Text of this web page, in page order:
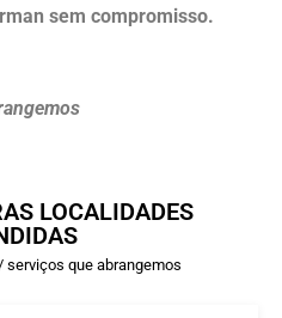
sem compromisso.
LOCALIDADES
serviços que abrangemos